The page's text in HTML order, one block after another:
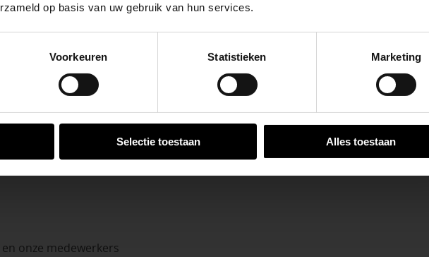
op basis van uw gebruik van hun services.
Voorkeuren Statistieken Marketing
Selectie toestaan Alles toestaan
zakelijke klanten op zoek naar tuin- en infraproducten. Als professionele
producten van topkwaliteit. Lees meer over de
zakelijke mogelijkheden.
onze medewerkers
en inspirerende showtuinen helpen we je graag bij iedere stap van jouw